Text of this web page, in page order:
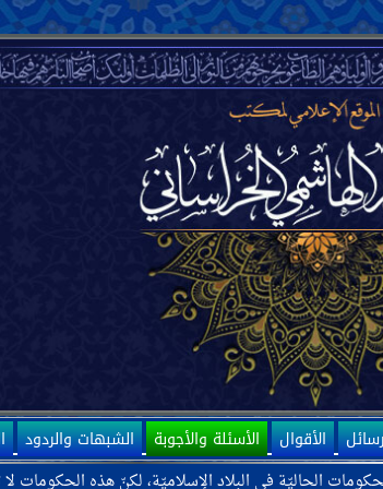
الأقوال الأسئلة والأجوبة الشبهات والردود
لكنّ هذه الحكومات لا تقرّ بذلك، بل ترى